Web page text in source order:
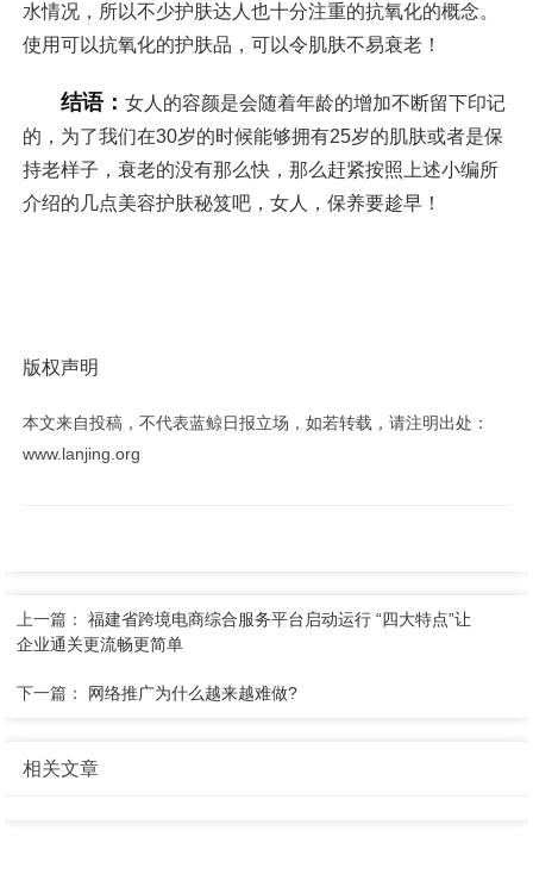
水情况，所以不少护肤达人也十分注重的抗氧化的概念。
使用可以抗氧化的护肤品，可以令肌肤不易衰老！
结语：女人的容颜是会随着年龄的增加不断留下印记
的，为了我们在30岁的时候能够拥有25岁的肌肤或者是保
持老样子，衰老的没有那么快，那么赶紧按照上述小编所
介绍的几点美容护肤秘笈吧，女人，保养要趁早！
版权声明
本文来自投稿，不代表蓝鲸日报立场，如若转载，请注明出处：
www.lanjing.org
上一篇：福建省跨境电商综合服务平台启动运行 “四大特点”让
企业通关更流畅更简单
下一篇： 网络推广为什么越来越难做?
相关文章